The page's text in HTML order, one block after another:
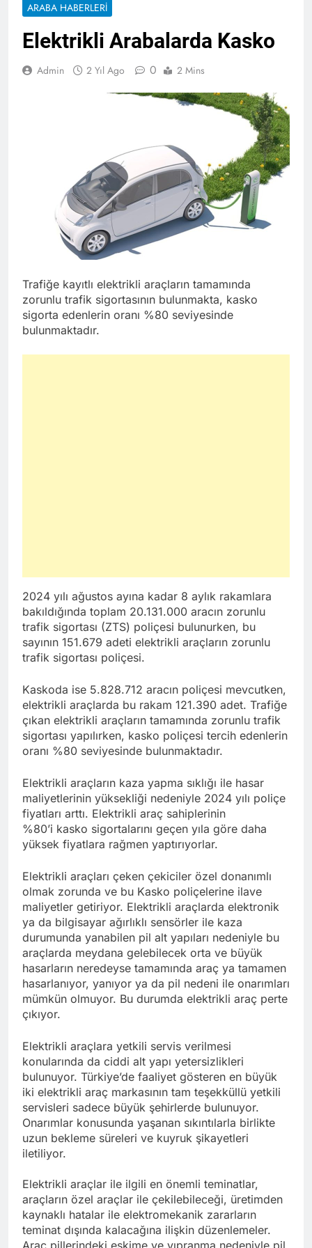
ARABA HABERLERI
Elektrikli Arabalarda Kasko
Admin 2 Yıl Ago 0 2 Mins
Trafiğe kayıtlı elektrikli araçların tamamında
zorunlu trafik sigortasının bulunmakta, kasko
sigorta edenlerin oranı %80 seviyesinde
bulunmaktadır.
2024 yılı ağustos ayına kadar 8 aylık rakamlara
bakıldığında toplam 20.131.000 aracın zorunlu
trafik sigortası (ZTS) poliçesi bulunurken, bu
sayının 151.679 adeti elektrikli araçların zorunlu
trafik sigortası poliçesi.
Kaskoda ise 5.828.712 aracın poliçesi mevcutken,
elektrikli araçlarda bu rakam 121.390 adet. Trafiğe
çıkan elektrikli araçların tamamında zorunlu trafik
sigortası yapılırken, kasko poliçesi tercih edenlerin
oranı %80 seviyesinde bulunmaktadır.
Elektrikli araçların kaza yapma sıklığı ile hasar
maliyetlerinin yüksekliği nedeniyle 2024 yılı poliçe
fiyatları arttı. Elektrikli araç sahiplerinin
%80’i kasko sigortalarını geçen yıla göre daha
yüksek fiyatlara rağmen yaptırıyorlar.
Elektrikli araçları çeken çekiciler özel donanımlı
olmak zorunda ve bu Kasko poliçelerine ilave
maliyetler getiriyor. Elektrikli araçlarda elektronik
ya da bilgisayar ağırlıklı sensörler ile kaza
durumunda yanabilen pil alt yapıları nedeniyle bu
araçlarda meydana gelebilecek orta ve büyük
hasarların neredeyse tamamında araç ya tamamen
hasarlanıyor, yanıyor ya da pil nedeni ile onarımları
mümkün olmuyor. Bu durumda elektrikli araç perte
çıkıyor.
Elektrikli araçlara yetkili servis verilmesi
konularında da ciddi alt yapı yetersizlikleri
bulunuyor. Türkiye’de faaliyet gösteren en büyük
iki elektrikli araç markasının tam teşekküllü yetkili
servisleri sadece büyük şehirlerde bulunuyor.
Onarımlar konusunda yaşanan sıkıntılarla birlikte
uzun bekleme süreleri ve kuyruk şikayetleri
iletiliyor.
Elektrikli araçlar ile ilgili en önemli teminatlar,
araçların özel araçlar ile çekilebileceği, üretimden
kaynaklı hatalar ile elektromekanik zararların
teminat dışında kalacağına ilişkin düzenlemeler.